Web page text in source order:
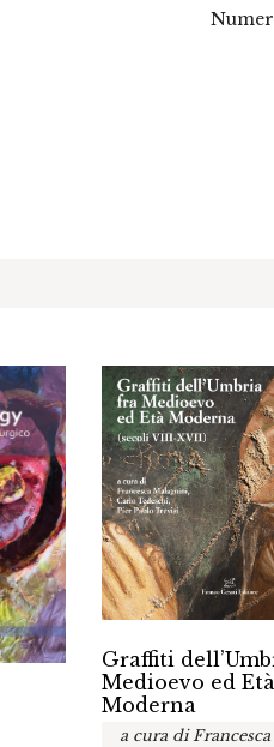
Graffiti
Medioevo ed Età
Moderna
a cura di Francesca